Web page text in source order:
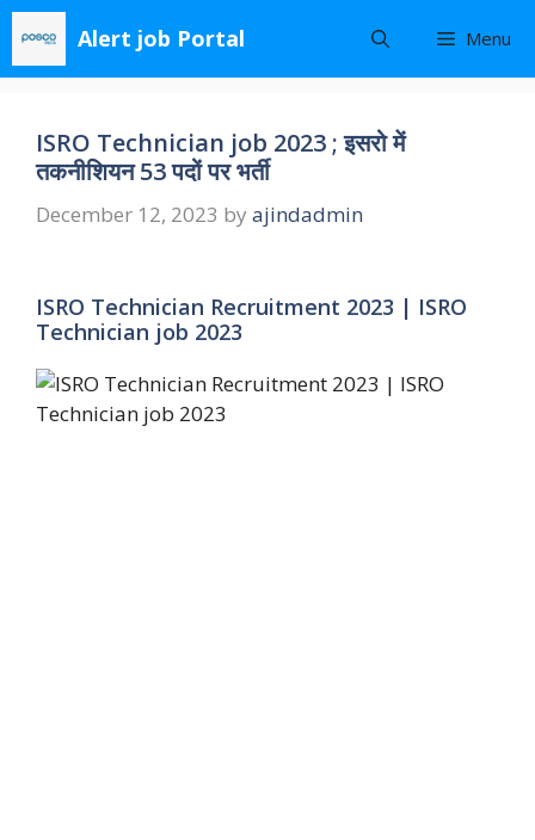
Skip
content
Alert job Portal Menu
ISRO Technician job 2023 ; इसरो में
तकनीशियन 53 पदों पर भर्ती
December 12, 2023 by ajindadmin
ISRO Technician Recruitment 2023 | ISRO
Technician job 2023